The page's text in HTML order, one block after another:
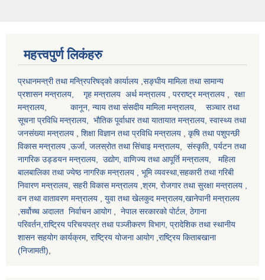
महत्त्वपुर्ण लिकंहरु
प्रधानमन्त्री तथा मन्त्रिपरिषद्को कार्यालय ,सङ्घीय मामिला तथा सामान्य
प्रशासन मन्त्रालय,
गृह मन्त्रालय अर्थ मन्त्रालय , परराष्ट्र मन्त्रालय , रक्षा
मन्त्रालय,
कानून, न्याय तथा संसदीय मामिला मन्त्रालय,
सञ्‍चार तथा
सूचना प्रविधि मन्त्रालय, भौतिक पूर्वाधार तथा यातायात मन्त्रालय, स्वास्थ्य तथा
जनसंख्या मन्त्रालय , शिक्षा विज्ञान तथा प्रविधि मन्त्रालय , कृषि तथा पशुपन्छी
विकास मन्त्रालय ,ऊर्जा, जलस्रोत तथा सिंचाइ मन्त्रालय, संस्कृति, पर्यटन तथा
नागरिक उड्डयन मन्त्रालय, उद्योग, वाणिज्य तथा आपूर्ति मन्त्रालय, महिला
बालबालिका तथा ज्येष्ठ नागरिक मन्त्रालय , भूमि व्यवस्था,सहकारी तथा गरिबी
निवारण मन्त्रालय, सहरी विकास मन्त्रालय ,श्रम, रोजगार तथा सुरक्षा मन्त्रालय ,
वन तथा वातावरण मन्त्रालय , युवा तथा खेलकुद मन्त्रालय,खानेपानी मन्त्रालय
,सर्वोच्च अदालत निर्वाचन आयोग, नेपाल सरकारको पोर्टल, ठेगाना
परिवर्तन,राष्ट्रिय परिचयपत्र तथा पञ्‍जीकरण विभाग, प्रादेशिक तथा स्थानीय
शासन सहयोग कार्यक्रम, राष्ट्रिय योजना आयोग,राष्ट्रिय किताबखाना
(निजामती),